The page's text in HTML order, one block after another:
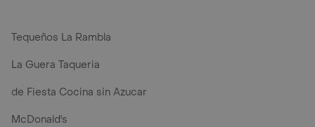
Tequeños La Rambla
La Guera Taqueria
de Fiesta Cocina sin Azucar
McDonald's